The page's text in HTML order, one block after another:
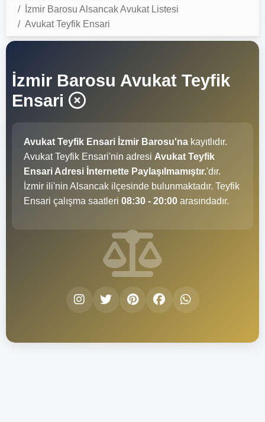
İzmir Barosu Alsancak Avukat Listesi
Avukat Teyfik Ensari
İzmir Barosu Avukat Teyfik
Ensari
Avukat Teyfik Ensari İzmir Barosu'na kayıtlıdır.
Avukat Teyfik Ensari'nin adresi Avukat Teyfik
Ensari Adresi İnternette Paylaşılmamıştır.'dır.
İzmir ili'nin Alsancak ilçesinde bulunmaktadır. Teyfik
Ensari çalışma saatleri 08:30 - 20:00 arasındadır.